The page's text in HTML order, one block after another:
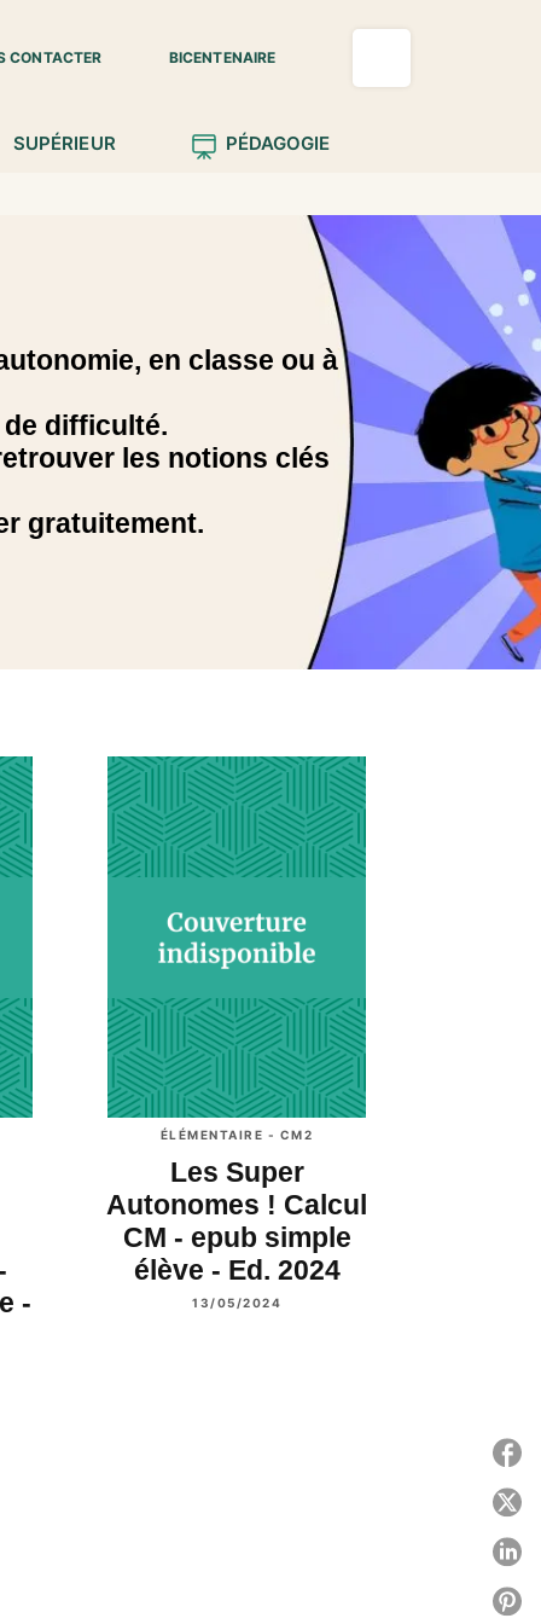
CONTACTER BICENTENAIRE
SUPÉRIEUR PÉDAGOGIE
en classe ou à
difficulté.
les notions clés
gratuitement.
-
ÉLÉMENTAIRE - CM2
Les Super
Autonomes ! Calcul
CM - epub simple
élève - Ed. 2024
13/05/2024